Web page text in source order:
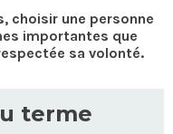
choisir une personne
importantes que
sa volonté.
terme